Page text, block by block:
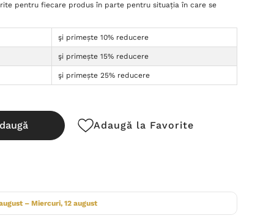
pentru fiecare produs în parte pentru situația în care se
şi primește 10% reducere
şi primește 15% reducere
şi primește 25% reducere
Adaugă la Favorite
– Miercuri, 12 august